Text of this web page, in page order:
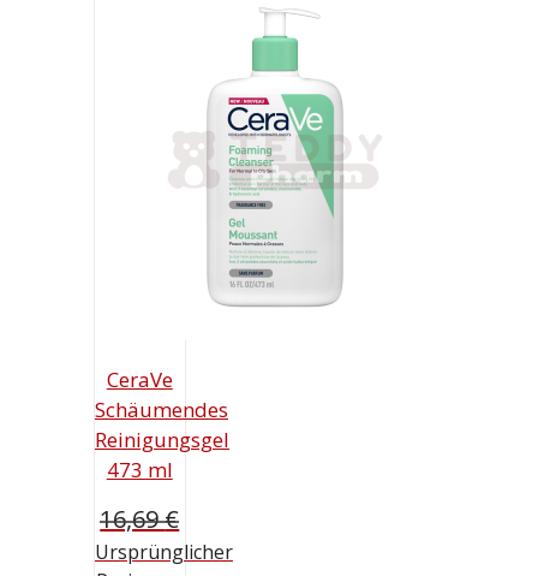
CeraVe
Schäumendes
Reinigungsgel
473 ml
16,69€
Ursprünglicher